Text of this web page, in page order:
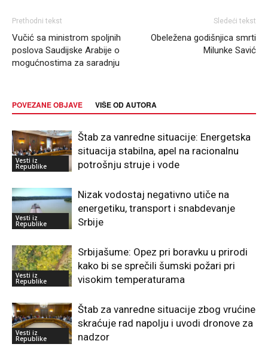
Prethodni tekst
Vučić sa ministrom spoljnih
poslova Saudijske Arabije o
mogućnostima za saradnju
Sledeći tekst
Obeležena godišnjica smrti
Milunke Savić
POVEZANE OBJAVE VIŠE OD AUTORA
Vesti iz
Republike
Štab za vanredne situacije: Energetska
situacija stabilna, apel na racionalnu
potrošnju struje i vode
Vesti iz
Republike
Nizak vodostaj negativno utiče na
energetiku, transport i snabdevanje
Srbije
Vesti iz
Republike
Srbijašume: Opez pri boravku u prirodi
kako bi se sprečili šumski požari pri
visokim temperaturama
Vesti iz
Republike
Štab za vanredne situacije zbog vrućine
skraćuje rad napolju i uvodi dronove za
nadzor